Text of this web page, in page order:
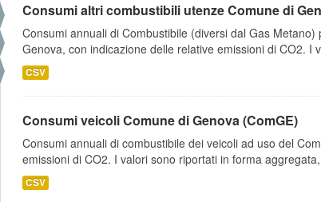
Consumi altri combustibili utenze Comune di
Consumi annuali di Combustibile (diversi dal Gas
Genova, con indicazione delle relative emissioni di CO2. I
CSV
Consumi veicoli Comune di Genova (ComGE)
Consumi annuali di combustibile dei veicoli ad uso del
emissioni di CO2. I valori sono riportati in forma
CSV